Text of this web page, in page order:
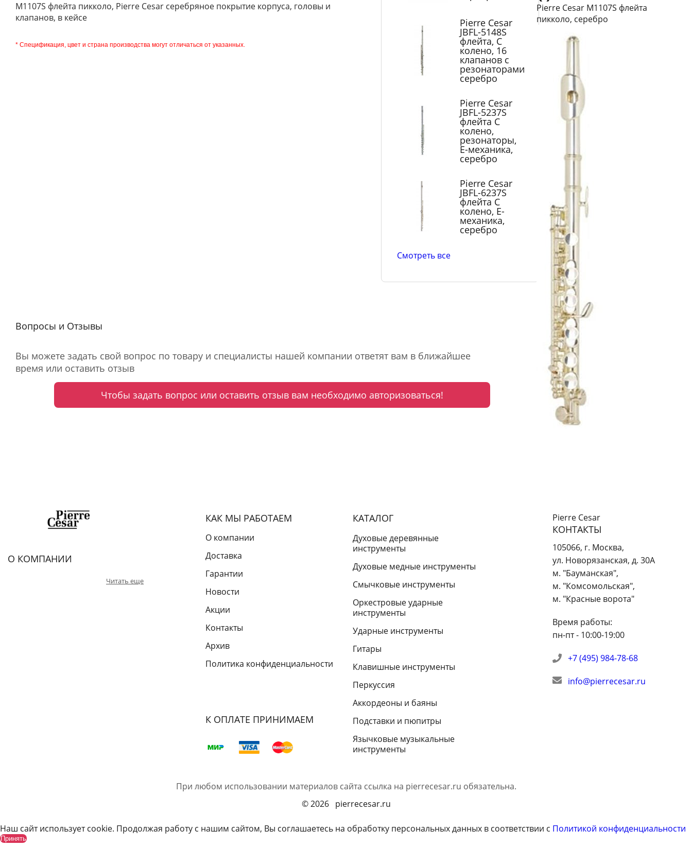
M1107S флейта пикколо, Pierre Cesar серебряное покрытие корпуса, головы и
клапанов, в кейсе
* Спецификация, цвет и страна производства могут отличаться от указанных.
Pierre Cesar
JBFL-5148S
флейта, C
колено, 16
клапанов с
резонаторами
серебро
Pierre Cesar
JBFL-5237S
флейта C
колено,
резонаторы,
Е-механика,
серебро
Pierre Cesar
JBFL-6237S
флейта C
колено, Е-
механика,
серебро
Смотреть все
Вопросы и Отзывы
Вы можете задать свой вопрос по товару и специалисты нашей компании ответят вам в ближайшее
время или оставить отзыв
Чтобы задать вопрос или оставить отзыв вам необходимо авторизоваться!
Pierre Cesar M1107S флейта
пикколо, серебро
О КОМПАНИИ
Читать еще
КАК МЫ РАБОТАЕМ
О компании
Доставка
Гарантии
Новости
Акции
Контакты
Архив
Политика конфиденциальности
К ОПЛАТЕ ПРИНИМАЕМ
КАТАЛОГ
Духовые деревянные
инструменты
Духовые медные инструменты
Смычковые инструменты
Оркестровые ударные
инструменты
Ударные инструменты
Гитары
Клавишные инструменты
Перкуссия
Аккордеоны и баяны
Подставки и пюпитры
Язычковые музыкальные
инструменты
Pierre Cesar
КОНТАКТЫ
105066, г. Москва,
ул. Новорязанская, д. 30А
м. "Бауманская",
м. "Комсомольская",
м. "Красные ворота"
Время работы:
пн-пт - 10:00-19:00
+7 (495) 984-78-68
info@pierrecesar.ru
При любом использовании материалов сайта ссылка на pierrecesar.ru обязательна.
© 2026 pierrecesar.ru
Наш сайт использует cookie. Продолжая работу с нашим сайтом, Вы соглашаетесь на обработку персональных данных в соответствии с Политикой конфиденциальности
Принять